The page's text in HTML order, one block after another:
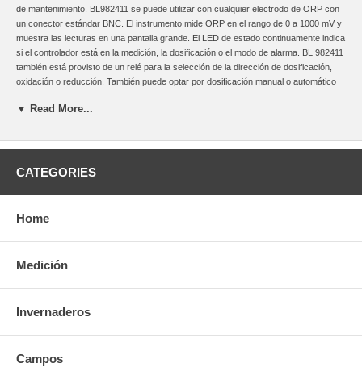
de mantenimiento. BL982411 se puede utilizar con cualquier electrodo de ORP con
un conector estándar BNC. El instrumento mide ORP en el rango de 0 a 1000 mV y
muestra las lecturas en una pantalla grande. El LED de estado continuamente indica
si el controlador está en la medición, la dosificación o el modo de alarma. BL 982411
también está provisto de un relé para la selección de la dirección de dosificación,
oxidación o reducción. También puede optar por dosificación manual o automático
cuando el relé está activo durante demasiado tiempo, ayudando a prevenir
115/230 Vac o 12 Vdc. Importado.
CARACTERISTICAS
•Ideal para tinas de lavado de hortalizas, picinas y spas
• Instalación fácil y asequible
•Dosificación de relé
adaptador 12VDC e instrucciones
•Rango: 0 a 1000 mV
▼ Read More...
CATEGORIES
Home
Medición
Invernaderos
Campos